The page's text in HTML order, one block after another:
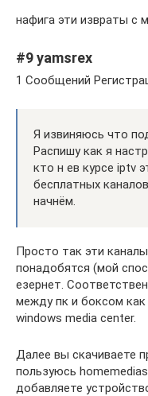
нафига эти извраты с
#9 yamsrex
1 Сообщений
Я извиняюсь что
Распишу как я
кто н ев курсе iptv
бесплатных
начнём.
Просто так эти
понадобятся (мой
езернет.
между пк и боксом
windows media center.
Далее вы скачиваете
пользуюсь
добавляете